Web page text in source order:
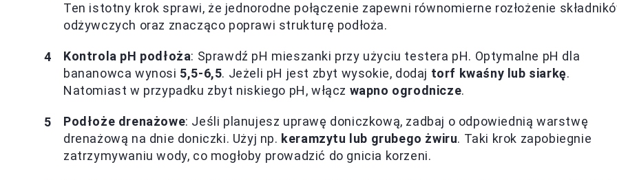
Ten istotny krok sprawi, że jednorodne połączenie zapewni równomierne rozłożenie
odżywczych oraz znacząco poprawi strukturę podłoża.
Kontrola pH podłoża: Sprawdź pH mieszanki przy użyciu testera pH. Optymalne pH dla
bananowca wynosi 5,5-6,5. Jeżeli pH jest zbyt wysokie, dodaj torf kwaśny lub siarkę.
Natomiast w przypadku zbyt niskiego pH, włącz wapno ogrodnicze.
Podłoże drenażowe: Jeśli planujesz uprawę doniczkową, zadbaj o odpowiednią warstwę
drenażową na dnie doniczki. Użyj np. keramzytu lub grubego żwiru. Taki krok zapobiegnie
zatrzymywaniu wody, co mogłoby prowadzić do gnicia korzeni.